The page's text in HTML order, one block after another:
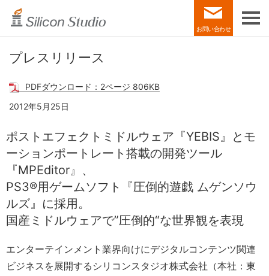
お問い合わせ
プレスリリース
PDFダウンロード：2ページ 806KB
2012年5月25日
ポストエフェクトミドルウェア『YEBIS』と モ
ーションポートレート搭載の開発ツール
『MPEditor』、
PS3®用ゲームソフト『圧倒的遊戯 ムゲンソウ
ルズ』に採用。
国産ミドルウェアで”圧倒的“な世界観を表現
エンターテインメント業界向けにデジタルコンテンツ関連
ビジネスを展開するシリコンスタジオ株式会社（本社：東